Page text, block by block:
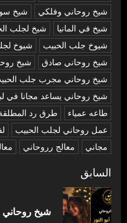
شيخ روحاني وفلكي
شيخ
شيخ في المانيا
شيخ لجلب
شيوخ جلب الحبيب
شيوخ
شیخ روحاني صادق
شیخ
شیخ روحاني مجرب جلب
شیخ روحاني يساعد مجانا في
طاعه عمياء
طرق رد
عمل روحاني لجلب الحبيب
مجاني
معالج رروحاني
تصفّح
المقالات
السابق
شيخ روحاني